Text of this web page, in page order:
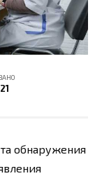
обнаружения